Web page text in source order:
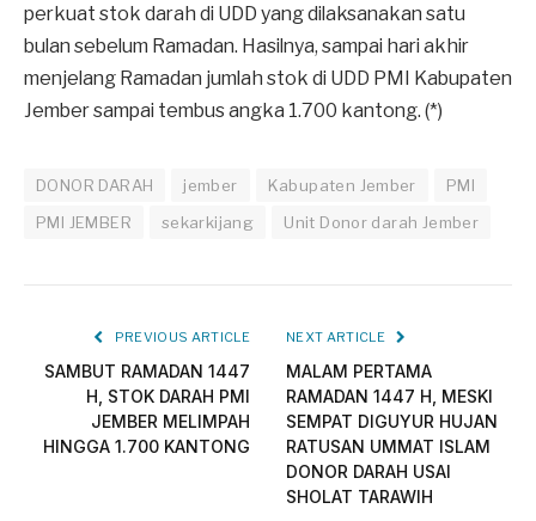
perkuat stok darah di UDD yang dilaksanakan satu
bulan sebelum Ramadan. Hasilnya, sampai hari akhir
menjelang Ramadan jumlah stok di UDD PMI Kabupaten
Jember sampai tembus angka 1.700 kantong. (*)
DONOR DARAH jember Kabupaten Jember
PMI
PMI JEMBER
sekarkijang Unit Donor darah Jember
PREVIOUS ARTICLE
SAMBUT RAMADAN 1447
H, STOK DARAH PMI
JEMBER MELIMPAH
HINGGA 1.700 KANTONG
NEXT ARTICLE
MALAM PERTAMA
RAMADAN 1447 H, MESKI
SEMPAT DIGUYUR HUJAN
RATUSAN UMMAT ISLAM
DONOR DARAH USAI
SHOLAT TARAWIH